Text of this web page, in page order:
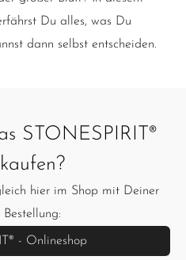
Du alles, was Du
dann selbst entscheiden.
STONESPIRIT®
hier im Shop mit Deiner
- Onlineshop